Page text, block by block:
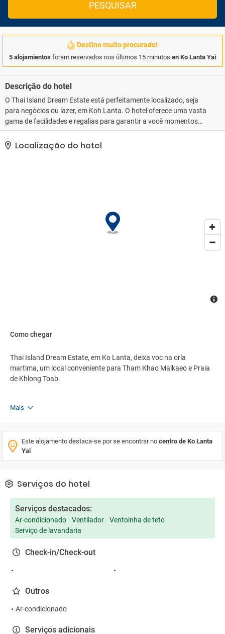
PESQUISAR
Destino muito procurado!
5 alojamientos foram reservados nos últimos 15 minutos en Ko Lanta Yai
Descrição do hotel
O Thai Island Dream Estate está perfeitamente localizado, seja
para negócios ou lazer, em Koh Lanta. O hotel oferece uma vasta
gama de facilidades e regalias para garantir a você momentos
inesquecíveis. Funcionários capacitados irão recebê-lo e orientá-lo
no Thai Island Dream Estate. Quartos confortáveis garantem uma
boa noite de sono com algumas comodidades, tais como TV de
Localização do hotel
Como chegar
Thai Island Dream Estate, em Ko Lanta, deixa voc na orla
martima, um local conveniente para Tham Khao Maikaeo e Praia
de Khlong Toab.
Mais
Este alojamento destaca-se por se encontrar no centro de Ko Lanta
Yai
Serviços do hotel
Serviços destacados:
Ar-condicionado Ventilador
Ventoinha de teto
Serviço de lavandaria
Check-in/Check-out
Outros
Ar-condicionado
Serviços adicionais